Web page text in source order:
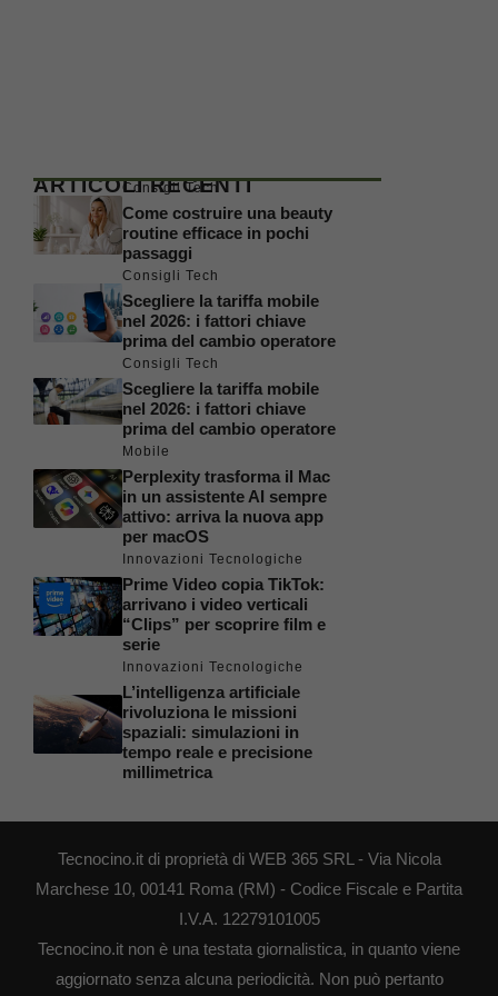
ARTICOLI RECENTI
Consigli Tech
Come costruire una beauty
routine efficace in pochi
passaggi
Consigli Tech
Scegliere la tariffa mobile
nel 2026: i fattori chiave
prima del cambio operatore
Consigli Tech
Scegliere la tariffa mobile
nel 2026: i fattori chiave
prima del cambio operatore
Mobile
Perplexity trasforma il Mac
in un assistente AI sempre
attivo: arriva la nuova app
per macOS
Innovazioni Tecnologiche
Prime Video copia TikTok:
arrivano i video verticali
“Clips” per scoprire film e
serie
Innovazioni Tecnologiche
L’intelligenza artificiale
rivoluziona le missioni
spaziali: simulazioni in
tempo reale e precisione
millimetrica
Tecnocino.it di proprietà di WEB 365 SRL - Via Nicola
Marchese 10, 00141 Roma (RM) - Codice Fiscale e Partita
I.V.A. 12279101005
Tecnocino.it non è una testata giornalistica, in quanto viene
aggiornato senza alcuna periodicità. Non può pertanto